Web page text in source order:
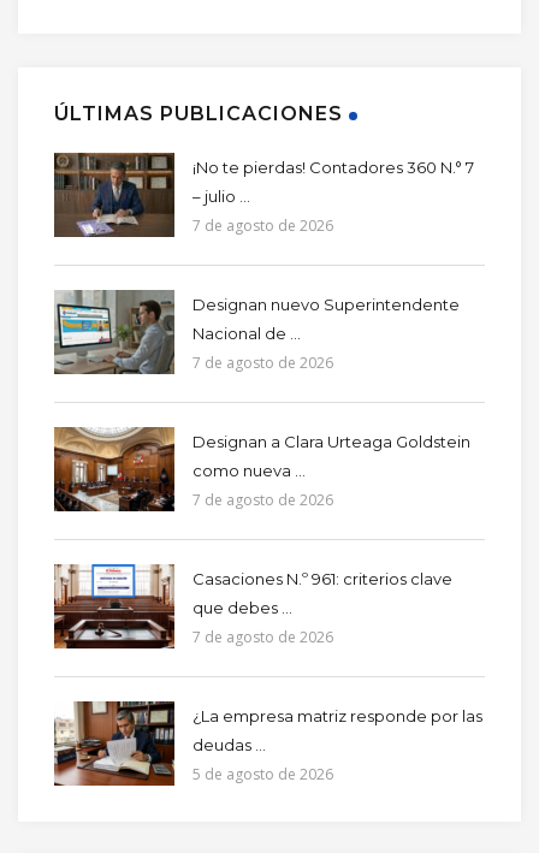
ÚLTIMAS PUBLICACIONES
¡No te pierdas! Contadores 360 N.° 7
– julio ...
7 de agosto de 2026
Designan nuevo Superintendente
Nacional de ...
7 de agosto de 2026
Designan a Clara Urteaga Goldstein
como nueva ...
7 de agosto de 2026
Casaciones N.º 961: criterios clave
que debes ...
7 de agosto de 2026
¿La empresa matriz responde por las
deudas ...
5 de agosto de 2026